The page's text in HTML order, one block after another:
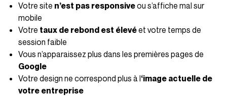
Votre site n’est pas responsiveou s’affiche mal sur
mobile
Votre taux de rebond est élevéet votre temps de
session faible
Vous n’apparaissez plus dans les premières pages de
Google
Votre design ne correspond plus à l‘image actuelle de
votre entreprise